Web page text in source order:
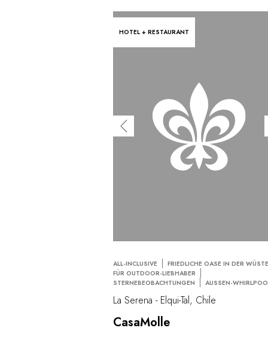
HOTEL + RESTAURANT
ALL-INCLUSIVE
FRIEDLICHE OASE IN DER
FÜR OUTDOOR-LIEBHABER
STERNEBEOBACHTUNGEN
AUSSEN-
La Serena - Elqui-Tal, Chile
CasaMolle